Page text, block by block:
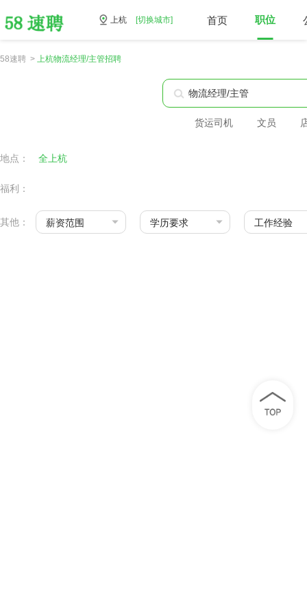
上杭 [切换城市] 首页 职位
58速聘 > 上杭物流经理/主管招聘
货运司机 文员
地点： 全上杭
福利：
其他： 薪资范围 学历要求 工作经验